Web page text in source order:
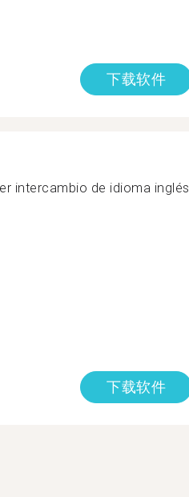
下载软件
intercambio de idioma inglés
下载软件